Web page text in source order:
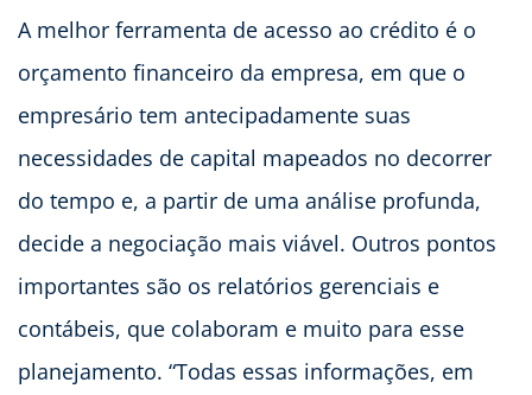
A melhor ferramenta de acesso ao crédito é o
orçamento financeiro da empresa, em que o
empresário tem antecipadamente suas
necessidades de capital mapeados no decorrer
do tempo e, a partir de uma análise profunda,
decide a negociação mais viável. Outros pontos
importantes são os relatórios gerenciais e
contábeis, que colaboram e muito para esse
planejamento. “Todas essas informações, em